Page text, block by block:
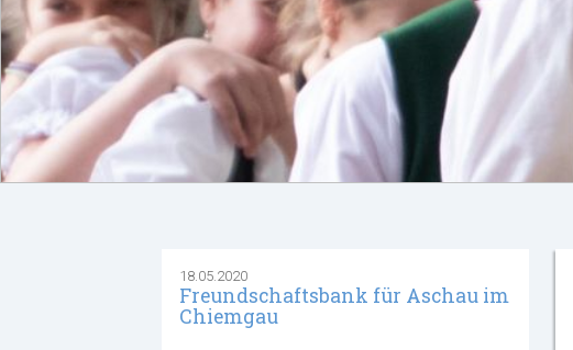
18.05.2020
Freundschaftsbank für Aschau im
Chiemgau